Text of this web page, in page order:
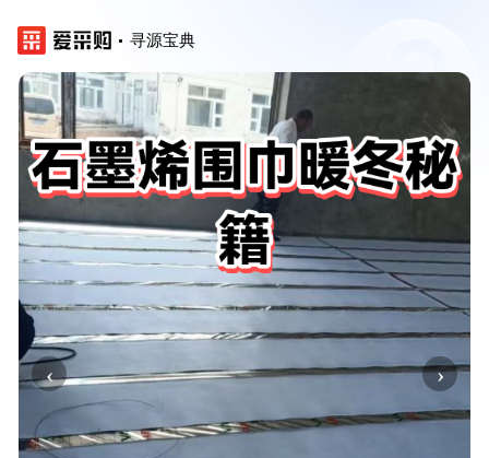
寻源宝典
‹ ›